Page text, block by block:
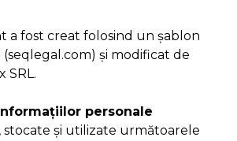
a fost creat folosind un șablon
(seqlegal.com) și modificat de
SRL.
personale
stocate și utilizate următoarele